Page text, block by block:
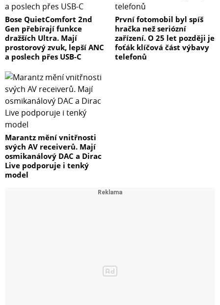
Bose QuietComfort 2nd
Gen přebírají funkce
dražších Ultra. Mají
prostorový zvuk, lepší ANC
a poslech přes USB-C
První fotomobil byl spíš
hračka než seriózní
zařízení. O 25 let později je
foťák klíčová část výbavy
telefonů
Marantz mění vnitřnosti
svých AV receiverů. Mají
osmikanálový DAC a Dirac
Live podporuje i tenký
model